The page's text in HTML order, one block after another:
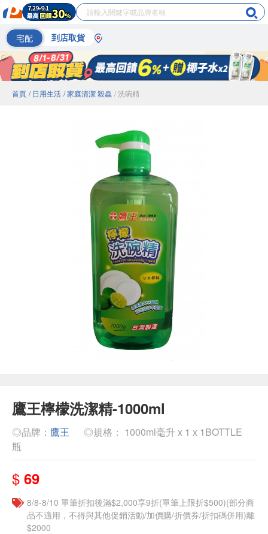
宅配 到店取貨
首頁 / 日用生活 / 家庭清潔 殺蟲 / 洗碗精
鷹王檸檬洗潔精-1000ml
◎品牌： 鷹王
◎規格： 1000ml毫升 x 1 x 1BOTTLE
瓶
$ 69
8/8-8/10 單筆折扣後滿$2,000享9折(單筆上限折$500)(部分商
品不適用，不得與其他促銷活動/加價購/折價券/折扣碼併用)離
$2000